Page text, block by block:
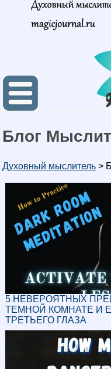
Блог
Духовный мыслитель >
5 НЕВЕРОЯТНЫХ
ТЕМНОЙ КОМНАТЕ И
ТРЕТЬЕГО ГЛАЗА